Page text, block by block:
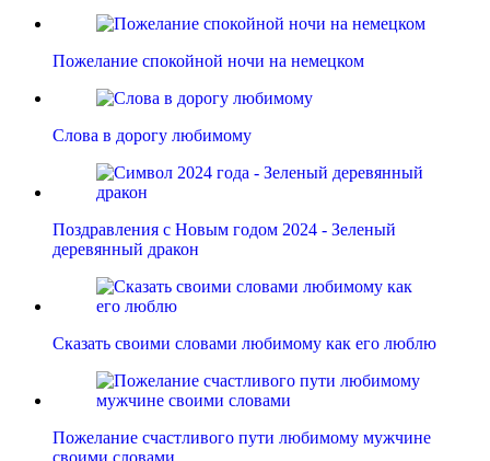
Пожелание спокойной ночи на немецком
Слова в дорогу любимому
Поздравления с Новым годом 2024 - Зеленый
деревянный дракон
Сказать своими словами любимому как его люблю
Пожелание счастливого пути любимому мужчине